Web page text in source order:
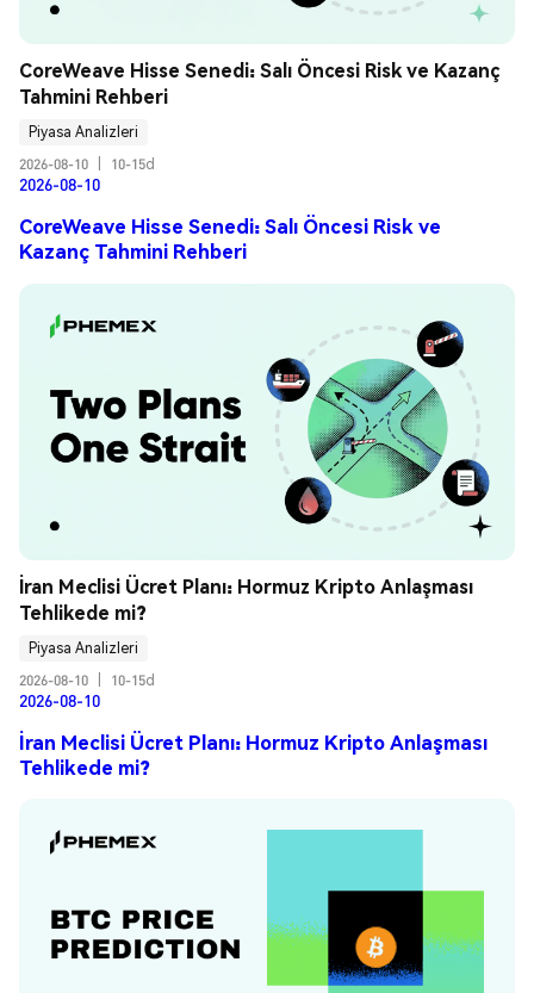
CoreWeave Hisse Senedi: Salı Öncesi Risk ve Kazanç
Tahmini Rehberi
Piyasa Analizleri
2026-08-10
10-15d
2026-08-10
CoreWeave Hisse Senedi: Salı Öncesi Risk ve
Kazanç Tahmini Rehberi
İran Meclisi Ücret Planı: Hormuz Kripto Anlaşması
Tehlikede mi?
Piyasa Analizleri
2026-08-10
10-15d
2026-08-10
İran Meclisi Ücret Planı: Hormuz Kripto Anlaşması
Tehlikede mi?